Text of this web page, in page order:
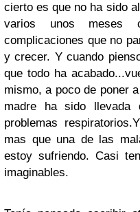
cierto es que no ha sido
varios unos meses
complicaciones que no
y crecer. Y cuando
que todo ha
mismo, a poco de poner
madre ha sido llevada
problemas
mas que una de las
estoy sufriendo. Casi
imaginables.